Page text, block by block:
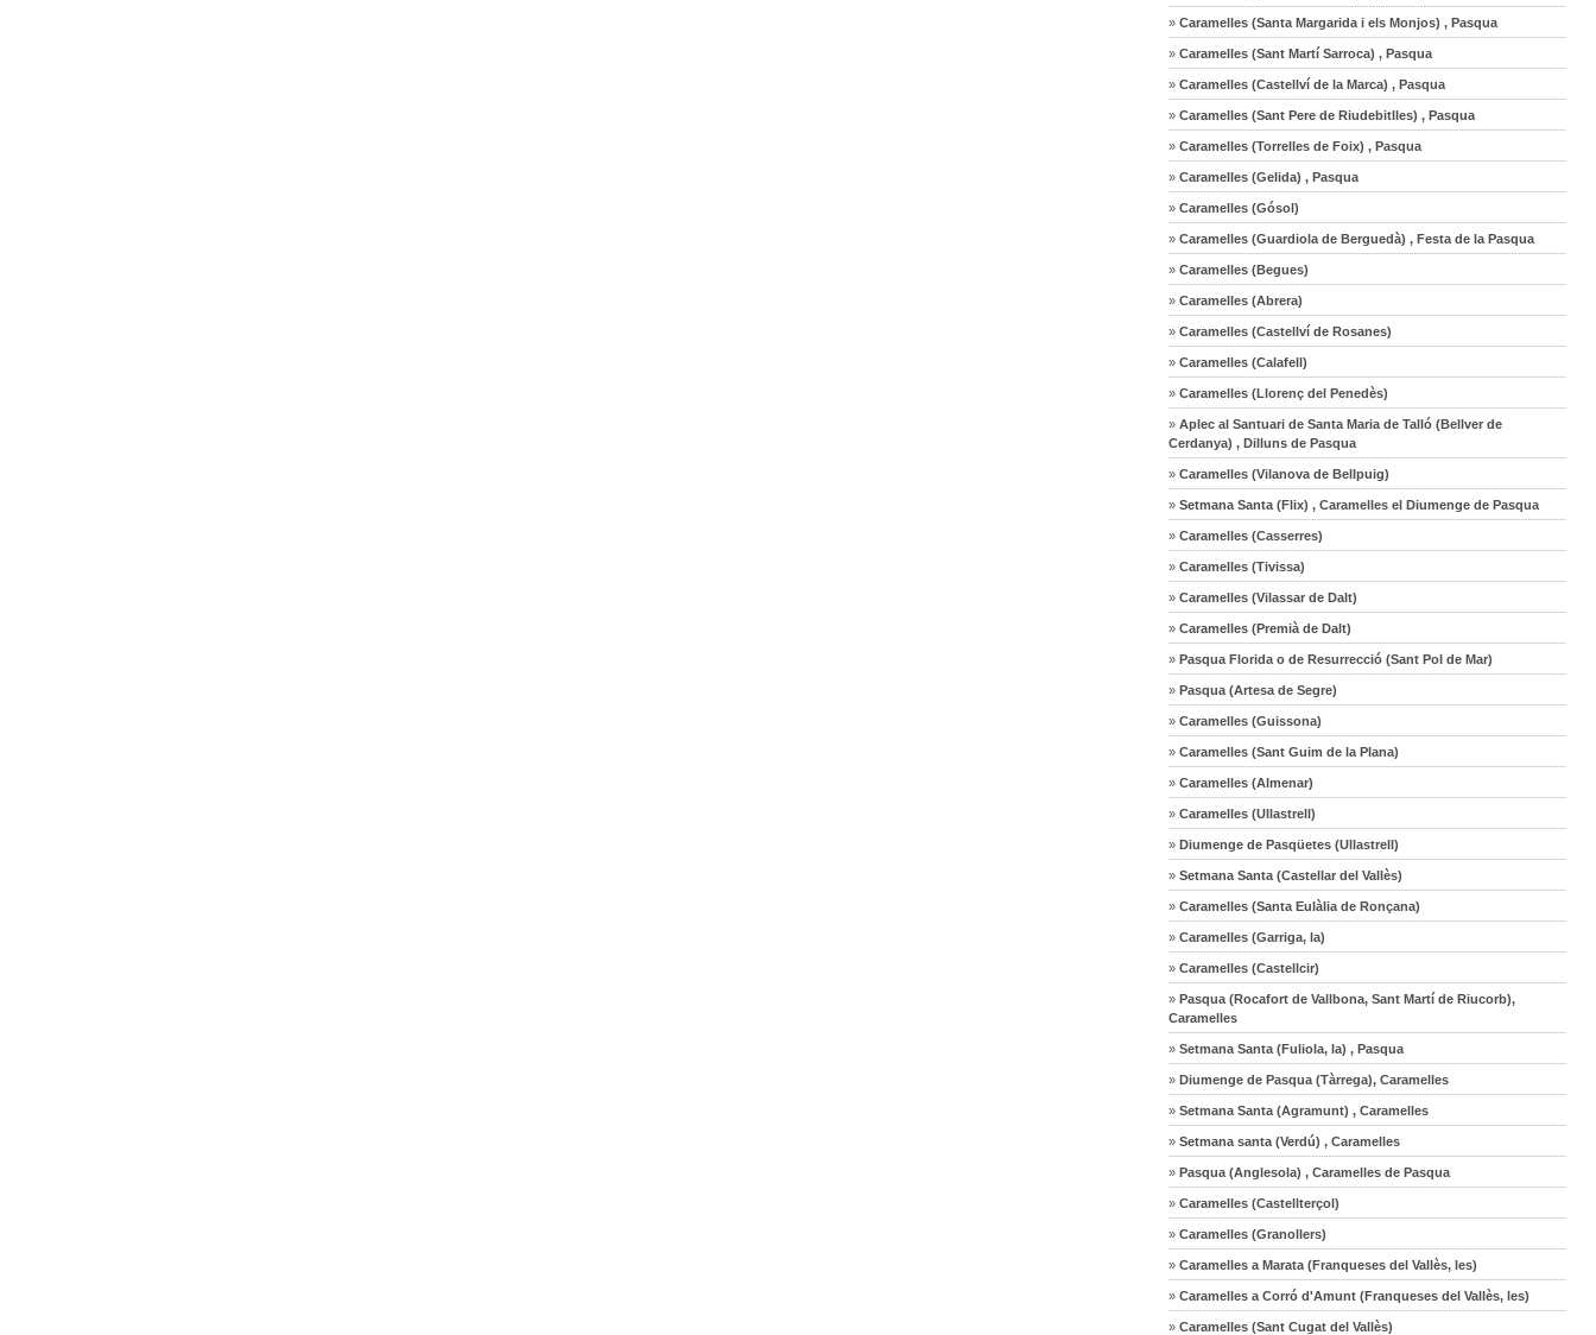
» Caramelles (Santa Margarida i els Monjos) , Pasqua
» Caramelles (Sant Martí Sarroca) , Pasqua
» Caramelles (Castellví de la Marca) , Pasqua
» Caramelles (Sant Pere de Riudebitlles) , Pasqua
» Caramelles (Torrelles de Foix) , Pasqua
» Caramelles (Gelida) , Pasqua
» Caramelles (Gósol)
» Caramelles (Guardiola de Berguedà) , Festa de la Pasqua
» Caramelles (Begues)
» Caramelles (Abrera)
» Caramelles (Castellví de Rosanes)
» Caramelles (Calafell)
» Caramelles (Llorenç del Penedès)
» Aplec al Santuari de Santa Maria de Talló (Bellver de
Cerdanya) , Dilluns de Pasqua
» Caramelles (Vilanova de Bellpuig)
» Setmana Santa (Flix) , Caramelles el Diumenge de Pasqua
» Caramelles (Casserres)
» Caramelles (Tivissa)
» Caramelles (Vilassar de Dalt)
» Caramelles (Premià de Dalt)
» Pasqua Florida o de Resurrecció (Sant Pol de Mar)
» Pasqua (Artesa de Segre)
» Caramelles (Guissona)
» Caramelles (Sant Guim de la Plana)
» Caramelles (Almenar)
» Caramelles (Ullastrell)
» Diumenge de Pasqüetes (Ullastrell)
» Setmana Santa (Castellar del Vallès)
» Caramelles (Santa Eulàlia de Ronçana)
» Caramelles (Garriga, la)
» Caramelles (Castellcir)
» Pasqua (Rocafort de Vallbona, Sant Martí de Riucorb),
Caramelles
» Setmana Santa (Fuliola, la) , Pasqua
» Diumenge de Pasqua (Tàrrega), Caramelles
» Setmana Santa (Agramunt) , Caramelles
» Setmana santa (Verdú) , Caramelles
» Pasqua (Anglesola) , Caramelles de Pasqua
» Caramelles (Castellterçol)
» Caramelles (Granollers)
» Caramelles a Marata (Franqueses del Vallès, les)
» Caramelles a Corró d'Amunt (Franqueses del Vallès, les)
» Caramelles (Sant Cugat del Vallès)